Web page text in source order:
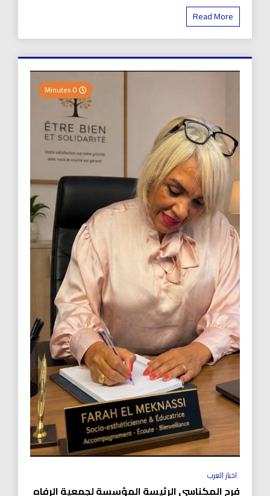
Read More
اخبار العرب
فرح المكناسي الرئيسة المؤسسة لجمعية الرفاه